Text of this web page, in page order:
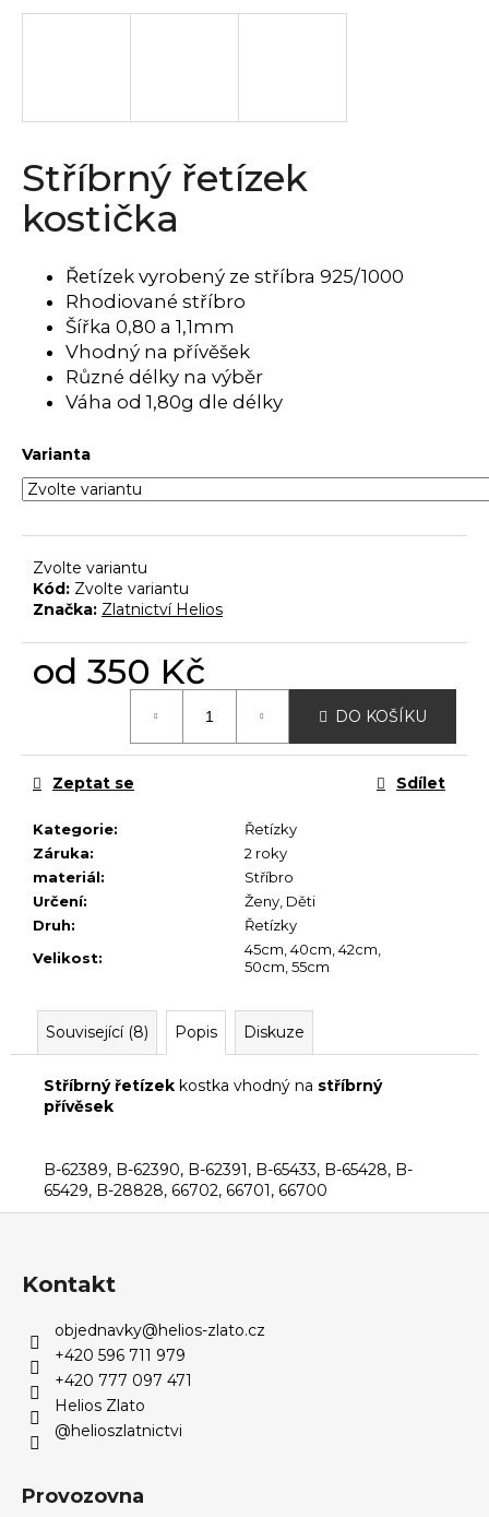
Stříbrný řetízek
kostička
Řetízek vyrobený ze stříbra 925/1000
Rhodiované stříbro
Šířka 0,80 a 1,1mm
Vhodný na přívěšek
Různé délky na výběr
Váha od 1,80g dle délky
Varianta
Zvolte variantu
Kód: Zvolte variantu
Značka: Zlatnictví Helios
od 350 Kč
DO KOŠÍKU
Kategorie:
Řetízky
Záruka:
2 roky
materiál:
Stříbro
Určení: Ženy, Děti
Druh:
Řetízky
Velikost: 45cm,40cm,42cm,
50cm,55cm
Zeptat se Sdílet
Související (8) Popis Diskuze
Stříbrný řetízek kostka vhodný na stříbrný
přívěsek
B-62389, B-62390, B-62391, B-65433, B-65428, B-
65429, B-28828, 66702, 66701, 66700
t
r
u
č
j
e
m
e
Kontakt
objednavky@helios-zlato.cz
+420 596 711 979
+420 777 097 471
Helios Zlato
@helioszlatnictvi
Provozovna